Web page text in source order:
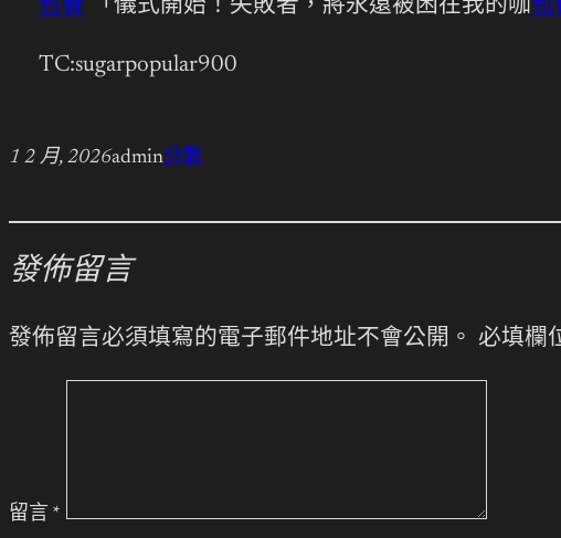
包養 「儀式開始！失敗者，將永遠被困在我的咖包
TC:sugarpopular900
1 2 月, 2026admin分數
發佈留言
發佈留言必須填寫的電子郵件地址不會公開。 必填欄
留言 *